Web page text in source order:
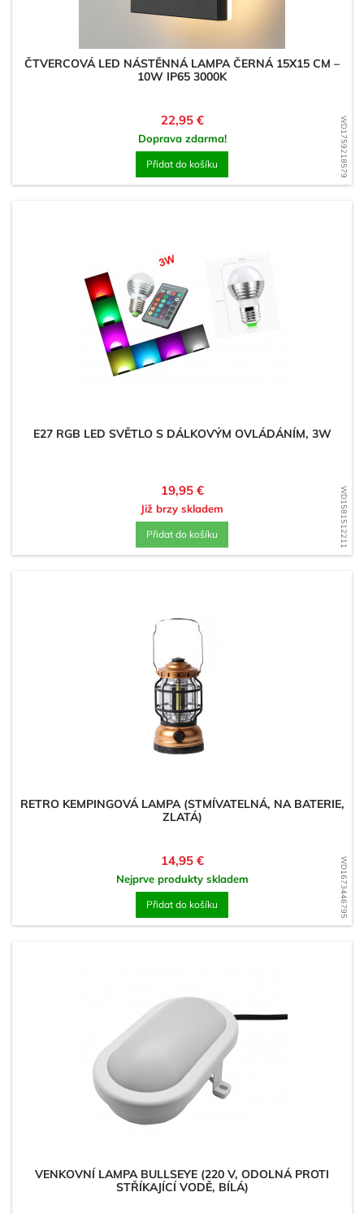
WD1759218579
ČTVERCOVÁ LED NÁSTĚNNÁ LAMPA ČERNÁ 15X15 CM –
10W IP65 3000K
Cena
22,95 €
Doprava zdarma!
Přidat do košíku
WD1581512211
E27 RGB LED SVĚTLO S DÁLKOVÝM OVLÁDÁNÍM, 3W
Cena
19,95 €
Již brzy skladem
Přidat do košíku
WD1673446795
RETRO KEMPINGOVÁ LAMPA (STMÍVATELNÁ, NA BATERIE,
ZLATÁ)
Cena
14,95 €
Nejprve produkty skladem
Přidat do košíku
VENKOVNÍ LAMPA BULLSEYE (220 V, ODOLNÁ PROTI
STŘÍKAJÍCÍ VODĚ, BÍLÁ)